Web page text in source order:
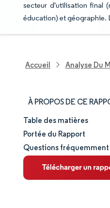
secteur d'utilisation final
éducation) et géographie.
Accueil Analyse Du
À PROPOS DE CE
Taille et part de marché
Analyse du marché
Tendances et
Table des matières
Portée du Rapport
Questions fréquemment